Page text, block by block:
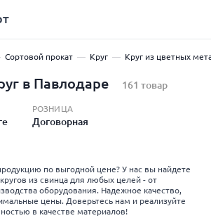
Сортовой прокат Круг Круг из цветных
в Павлодаре 161 товар
РОЗНИЦА
Договорная
по выгодной цене? У нас вы найдете
из свинца для любых целей - от
оборудования. Надежное качество,
цены. Доверьтесь нам и реализуйте
в качестве материалов!